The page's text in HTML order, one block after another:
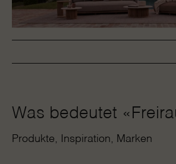
Was bedeutet
Produkte Inspiration Marken